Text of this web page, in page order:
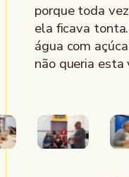
porque toda
ela ficava
água com
não queria esta